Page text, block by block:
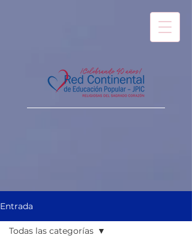
Entrada
Todas las categorías